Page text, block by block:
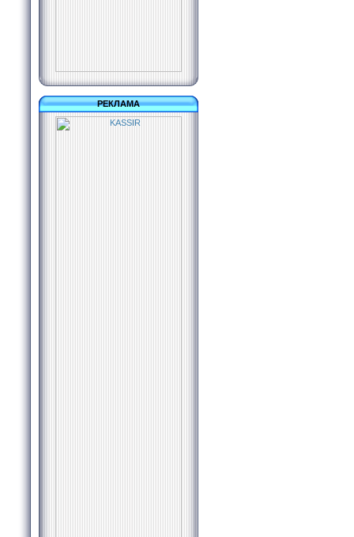
РЕКЛАМА